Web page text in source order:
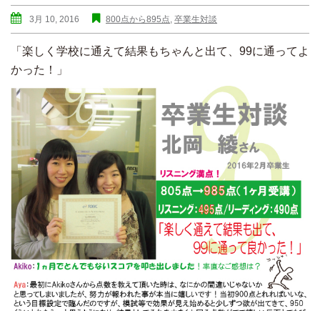
3月 10, 2016 800点から895点, 卒業生対談
「楽しく学校に通えて結果もちゃんと出て、99に通ってよ
かった！」